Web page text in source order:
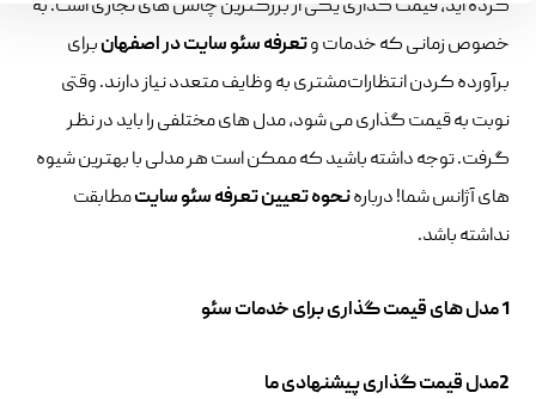
کرده اید، قیمت گذاری یکی از بزرگترین چالش های تجاری است. به
خصوص زمانی که خدمات وتعرفه سئو سایت در اصفهانبرای
برآورده کردن انتظارات‌مشتری به وظایف متعدد نیاز دارند. وقتی
نوبت به قیمت گذاری می شود، مدل های مختلفی را باید در نظر
گرفت. توجه داشته باشید که ممکن است هر مدلی با بهترین شیوه
های آژانس شما! دربارهنحوه تعیین تعرفه سئو سایتمطابقت
نداشته باشد.
1 مدل های قیمت گذاری برای خدمات سئو
2مدل قیمت گذاری پیشنهادی ما